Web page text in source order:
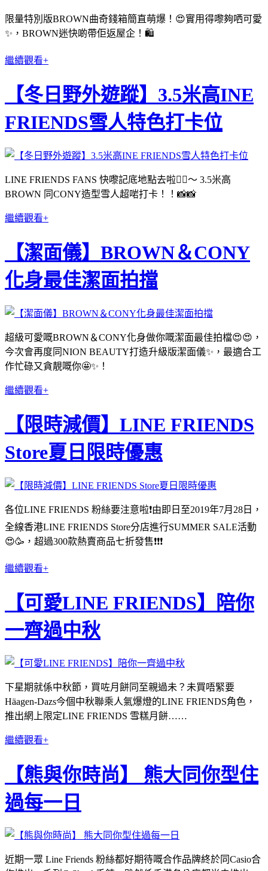
限量特別版BROWN曲奇錢箱簡直萌爆！😍實用得嚟夠哂可愛
✨，BROWN迷快啲帶佢返屋企！🛍
繼續觀看+
【冬日野外遊蹤】3.5米高INE
FRIENDS雪人特色打卡位
LINE FRIENDS FANS 快嚟記底地點去啦✍🏻～ 3.5米高
BROWN 同CONY造型雪人超啱打卡！！📸📸
繼續觀看+
【潔面儀】BROWN＆CONY
化身最佳潔面拍擋
超級可愛嘅BROWN＆CONY化身做你嘅潔面最佳拍檔😍😍，
今次會再度同NION BEAUTY打造升級版潔面儀✨，最適合工
作忙碌又貪靚嘅你🤩✨！
繼續觀看+
【限時減價】LINE FRIENDS
Store夏日限時優惠
各位LINE FRIENDS 粉絲要注意啦❗️由即日至2019年7月28日，
全線香港LINE FRIENDS Store分店進行SUMMER SALE活動
😍🥳，超過300款熱賣商品七折發售❗️❗️❗️
繼續觀看+
【可愛LINE FRIENDS】陪你
一齊過中秋
下星期就係中秋節，買咗月餅同至親過未？未買唔緊要
Häagen-Dazs今個中秋聯乘人氣爆燈的LINE FRIENDS角色，
推出網上限定LINE FRIENDS 雪糕月餅……
繼續觀看+
【熊與你時尚】 熊大同你型住
過每一日
近期一眾 Line Friends 粉絲都好期待嘅合作品牌終於同Casio合